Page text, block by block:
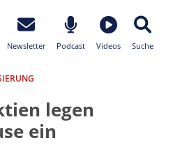
Newsletter Podcast Videos Suche
legen
ein